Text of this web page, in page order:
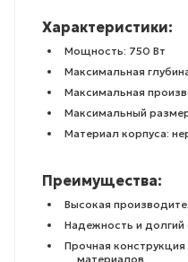
Характеристики:
Мощность: 750 Вт
Максимальная
Максимальная
Максимальный
Материал корпуса:
Преимущества:
Высокая
Надежность и
Прочная
материалов